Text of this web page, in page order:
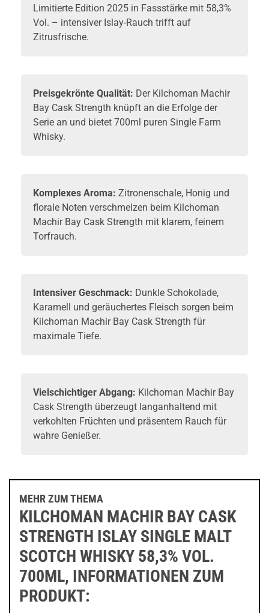
Limitierte Edition 2025 in Fassstärke mit 58,3%
Vol. – intensiver Islay-Rauch trifft auf
Zitrusfrische.
Preisgekrönte Qualität: Der Kilchoman Machir
Bay Cask Strength knüpft an die Erfolge der
Serie an und bietet 700ml puren Single Farm
Whisky.
Komplexes Aroma: Zitronenschale, Honig und
florale Noten verschmelzen beim Kilchoman
Machir Bay Cask Strength mit klarem, feinem
Torfrauch.
Intensiver Geschmack: Dunkle Schokolade,
Karamell und geräuchertes Fleisch sorgen beim
Kilchoman Machir Bay Cask Strength für
maximale Tiefe.
Vielschichtiger Abgang: Kilchoman Machir Bay
Cask Strength überzeugt langanhaltend mit
verkohlten Früchten und präsentem Rauch für
wahre Genießer.
MEHR ZUM THEMA
KILCHOMAN MACHIR BAY CASK
STRENGTH ISLAY SINGLE MALT
SCOTCH WHISKY 58,3% VOL.
700ML, INFORMATIONEN ZUM
PRODUKT: